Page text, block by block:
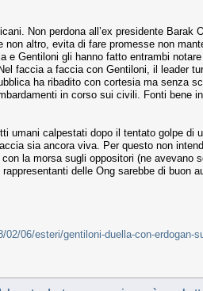
Non perdona all’ex presidente
non altro, evita di fare promesse non
e Gentiloni gli hanno fatto entrambi
faccia a faccia con Gentiloni, il leader
ha ribadito con cortesia ma senza
in corso sui civili. Fonti bene
umani calpestati dopo il tentato golpe
sia ancora viva. Per questo non
la morsa sugli oppositori (ne
delle Ong sarebbe di buon
02/06/esteri/gentiloni-duella-con-